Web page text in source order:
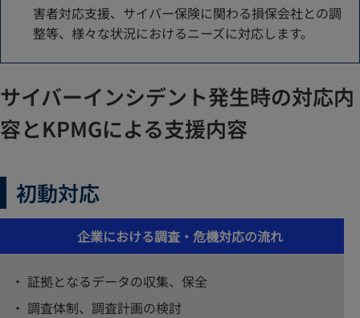
害者対応支援、サイバー保険に関わる損保会社との調
整等、様々な状況におけるニーズに対応します。
サイバーインシデント発生時の対応内
容とKPMGによる支援内容
初動対応
企業における調査・危機対応の流れ
証拠となるデータの収集、保全
調査体制、調査計画の検討